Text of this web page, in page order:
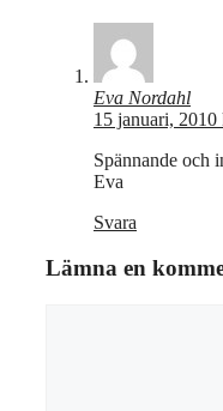
Eva Nordahl
15 januari,
Spännande och
Eva
Svara
Lämna en